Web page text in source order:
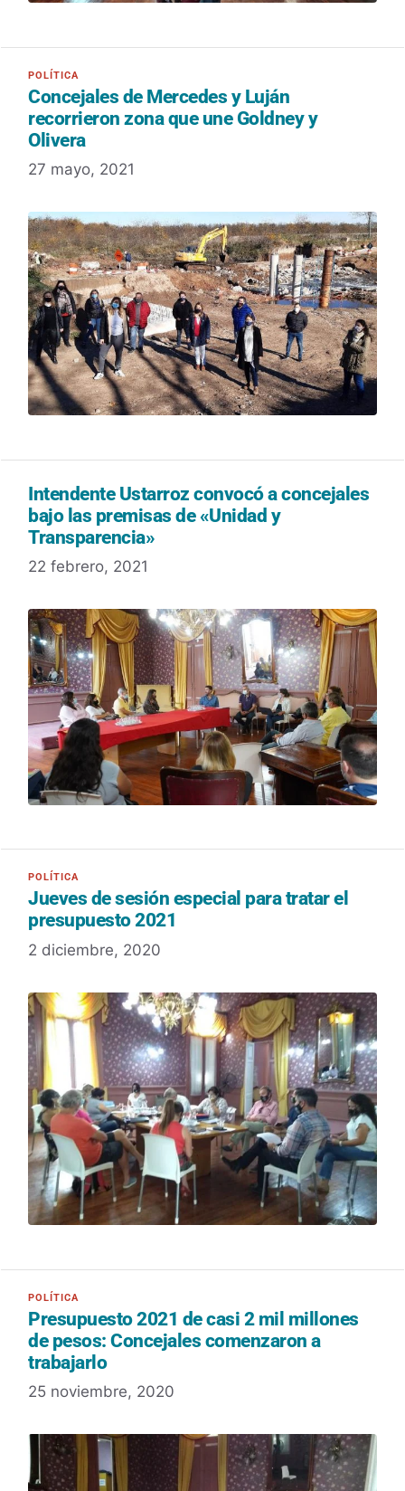
Concejales de Mercedes y Luján
recorrieron zona que une Goldney y
Olivera
27 mayo, 2021
Intendente Ustarroz convocó a concejales
bajo las premisas de «Unidad y
Transparencia»
22 febrero, 2021
Jueves de sesión especial para tratar el
presupuesto 2021
2 diciembre, 2020
Presupuesto 2021 de casi 2 mil millones
de pesos: Concejales comenzaron a
trabajarlo
25 noviembre, 2020